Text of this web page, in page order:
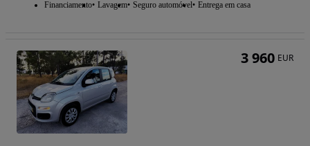
Financiamento Lavagem Seguro automóvel Entrega em casa
3 960 EUR